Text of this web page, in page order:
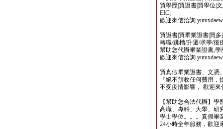
買學歷|買證書|買學位|
EIC。
歡迎來信洽詢
買證書|買畢業證書|買多
轉職/跳槽/升遷/求學/後
幫助您代辦畢業證書,學
歡迎來信洽詢
買真假畢業證書、文憑
『絕不預收任何費用
不受疫情影響， 歡迎來
【幫助您合法代辦】
高職、專科、大學、研
學士學位。。。真假畢
24小時全年服務，歡迎